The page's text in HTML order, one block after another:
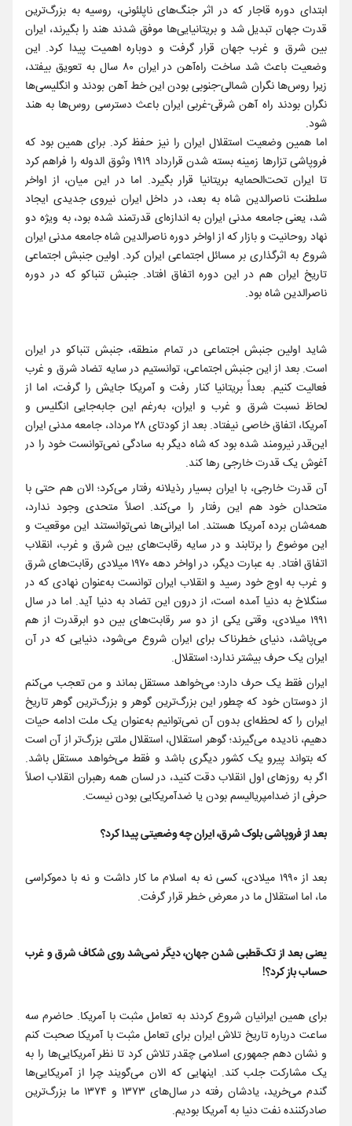
ابتدای دوره قاجار که در اثر جنگ‌های ناپلئونی، روسیه به بزرگ‌ترین
قدرت جهان تبدیل شد و بریتانیایی‌ها موفق شدند هند را بگیرند، ایران
بین شرق و غرب جهان قرار گرفت و دوباره اهمیت پیدا کرد. این
وضعیت باعث شد ساخت راه‌آهن در ایران ۸۰ سال به تعویق بیفتد،
زیرا روس‌ها نگران شمالی-جنوبی بودن این خط آهن بودند و انگلیسی‌ها
نگران بودند راه آهن شرقی-غربی ایران باعث دسترسی روس‌ها به هند
شود.
اما همین وضعیت استقلال ایران را نیز حفظ کرد. برای همین بود که
فروپاشی تزارها زمینه بسته شدن قرارداد ۱۹۱۹ وثوق الدوله را فراهم کرد
تا ایران تحت‌الحمایه بریتانیا قرار بگیرد. اما در این میان، از اواخر
سلطنت ناصرالدین شاه به بعد، در داخل ایران نیروی جدیدی ایجاد
شد، یعنی جامعه مدنی ایران به اندازه‌ای قدرتمند شده بود، به ویژه دو
نهاد روحانیت و بازار که از اواخر دوره ناصرالدین شاه جامعه مدنی ایران
شروع به اثرگذاری بر مسائل اجتماعی ایران کرد. اولین جنبش اجتماعی
تاریخ ایران هم در این دوره اتفاق افتاد. جنبش تنباکو که در دوره
ناصرالدین شاه بود.
شاید اولین جنبش اجتماعی در تمام منطقه، جنبش تنباکو در ایران
است. بعد از این جنبش اجتماعی، توانستیم در سایه تضاد شرق و غرب
فعالیت کنیم. بعداً بریتانیا کنار رفت و آمریکا جایش را گرفت، اما از
لحاظ نسبت شرق و غرب و ایران، به‌رغم این جابه‌جایی انگلیس و
آمریکا، اتفاق خاصی نیفتاد. بعد از کودتای ۲۸ مرداد، جامعه مدنی ایران
این‌قدر نیرومند شده بود که شاه دیگر به سادگی نمی‌توانست خود را در
آغوش یک قدرت خارجی رها کند.
آن قدرت خارجی، با ایران بسیار رذیلانه رفتار می‌کرد؛ الان هم حتی با
متحدان خود هم این رفتار را می‌کند. اصلاً متحدی وجود ندارد،
همه‌شان برده آمریکا هستند. اما ایرانی‌ها نمی‌توانستند این موقعیت و
این موضوع را برتابند و در سایه رقابت‌های بین شرق و غرب، انقلاب
اتفاق افتاد. به عبارت دیگر، در اواخر دهه ۱۹۷۰ میلادی رقابت‌های شرق
و غرب به اوج خود رسید و انقلاب ایران توانست به‌عنوان نهادی که در
سنگلاخ به دنیا آمده است، از درون این تضاد به دنیا آید. اما در سال
۱۹۹۱ میلادی، وقتی یکی از دو سر رقابت‌های بین دو ابرقدرت از هم
می‌پاشد، دنیای خطرناک برای ایران شروع می‌شود، دنیایی که در آن
ایران یک حرف بیشتر ندارد؛ استقلال.
ایران فقط یک حرف دارد؛ می‌خواهد مستقل بماند و من تعجب می‌کنم
از دوستان خود که چطور این بزرگ‌ترین گوهر و بزرگ‌ترین گوهر تاریخ
ایران را که لحظه‌ای بدون آن نمی‌توانیم به‌عنوان یک ملت ادامه حیات
دهیم، نادیده می‌گیرند؛ گوهر استقلال، استقلال ملتی بزرگ‌تر از آن است
که بتواند پیرو یک کشور دیگری باشد و فقط می‌خواهد مستقل باشد.
اگر به روزهای اول انقلاب دقت کنید، در لسان همه رهبران انقلاب اصلاً
حرفی از ضدامپریالیسم بودن یا ضدآمریکایی بودن نیست.
بعد از فروپاشی بلوک شرق، ایران چه وضعیتی پیدا کرد؟
بعد از ۱۹۹۰ میلادی، کسی نه به اسلام ما کار داشت و نه با دموکراسی
ما، اما استقلال ما در معرض خطر قرار گرفت.
یعنی بعد از تک‌قطبی شدن جهان، دیگر نمی‌شد روی شکاف شرق و غرب
حساب باز کرد؟!
برای همین ایرانیان شروع کردند به تعامل مثبت با آمریکا. حاضرم سه
ساعت درباره تاریخ تلاش ایران برای تعامل مثبت با آمریکا صحبت کنم
و نشان دهم جمهوری اسلامی چقدر تلاش کرد تا نظر آمریکایی‌ها را به
یک مشارکت جلب کند. اینهایی که الان می‌گویند چرا از آمریکایی‌ها
گندم می‌خرید، یادشان رفته در سال‌های ۱۳۷۳ و ۱۳۷۴ ما بزرگ‌ترین
صادرکننده نفت دنیا به آمریکا بودیم.